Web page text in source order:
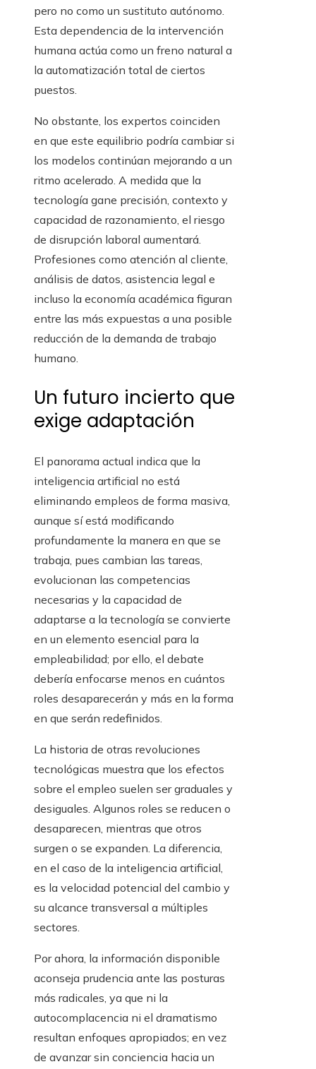
pero no como un sustituto autónomo.
Esta dependencia de la intervención
humana actúa como un freno natural a
la automatización total de ciertos
puestos.
No obstante, los expertos coinciden
en que este equilibrio podría cambiar si
los modelos continúan mejorando a un
ritmo acelerado. A medida que la
tecnología gane precisión, contexto y
capacidad de razonamiento, el riesgo
de disrupción laboral aumentará.
Profesiones como atención al cliente,
análisis de datos, asistencia legal e
incluso la economía académica figuran
entre las más expuestas a una posible
reducción de la demanda de trabajo
humano.
Un futuro incierto que
exige adaptación
El panorama actual indica que la
inteligencia artificial no está
eliminando empleos de forma masiva,
aunque sí está modificando
profundamente la manera en que se
trabaja, pues cambian las tareas,
evolucionan las competencias
necesarias y la capacidad de
adaptarse a la tecnología se convierte
en un elemento esencial para la
empleabilidad; por ello, el debate
debería enfocarse menos en cuántos
roles desaparecerán y más en la forma
en que serán redefinidos.
La historia de otras revoluciones
tecnológicas muestra que los efectos
sobre el empleo suelen ser graduales y
desiguales. Algunos roles se reducen o
desaparecen, mientras que otros
surgen o se expanden. La diferencia,
en el caso de la inteligencia artificial,
es la velocidad potencial del cambio y
su alcance transversal a múltiples
sectores.
Por ahora, la información disponible
aconseja prudencia ante las posturas
más radicales, ya que ni la
autocomplacencia ni el dramatismo
resultan enfoques apropiados; en vez
de avanzar sin conciencia hacia un